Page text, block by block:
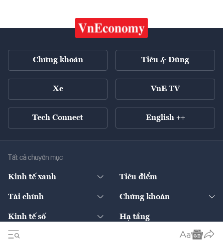
Chứng khoán Tiêu & Dùng
Xe VnE TV
Tech Connect English ++
Tất cả chuyên mục
Kinh tế xanh Tiêu điểm
Tài chính
Ngân hàng
Chứng khoán
Doanh nghiệp niêm yết
Kinh tế số
Sản phẩm - Thị trường
Hạ tầng
Bất động sản